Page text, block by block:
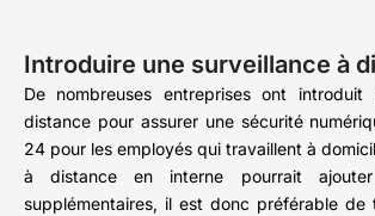
Introduire une surveillance à
De nombreuses entreprises ont introduit
distance pour assurer une sécurité
24 pour les employés qui travaillent à
à distance en interne pourrait
supplémentaires, il est donc préférable de